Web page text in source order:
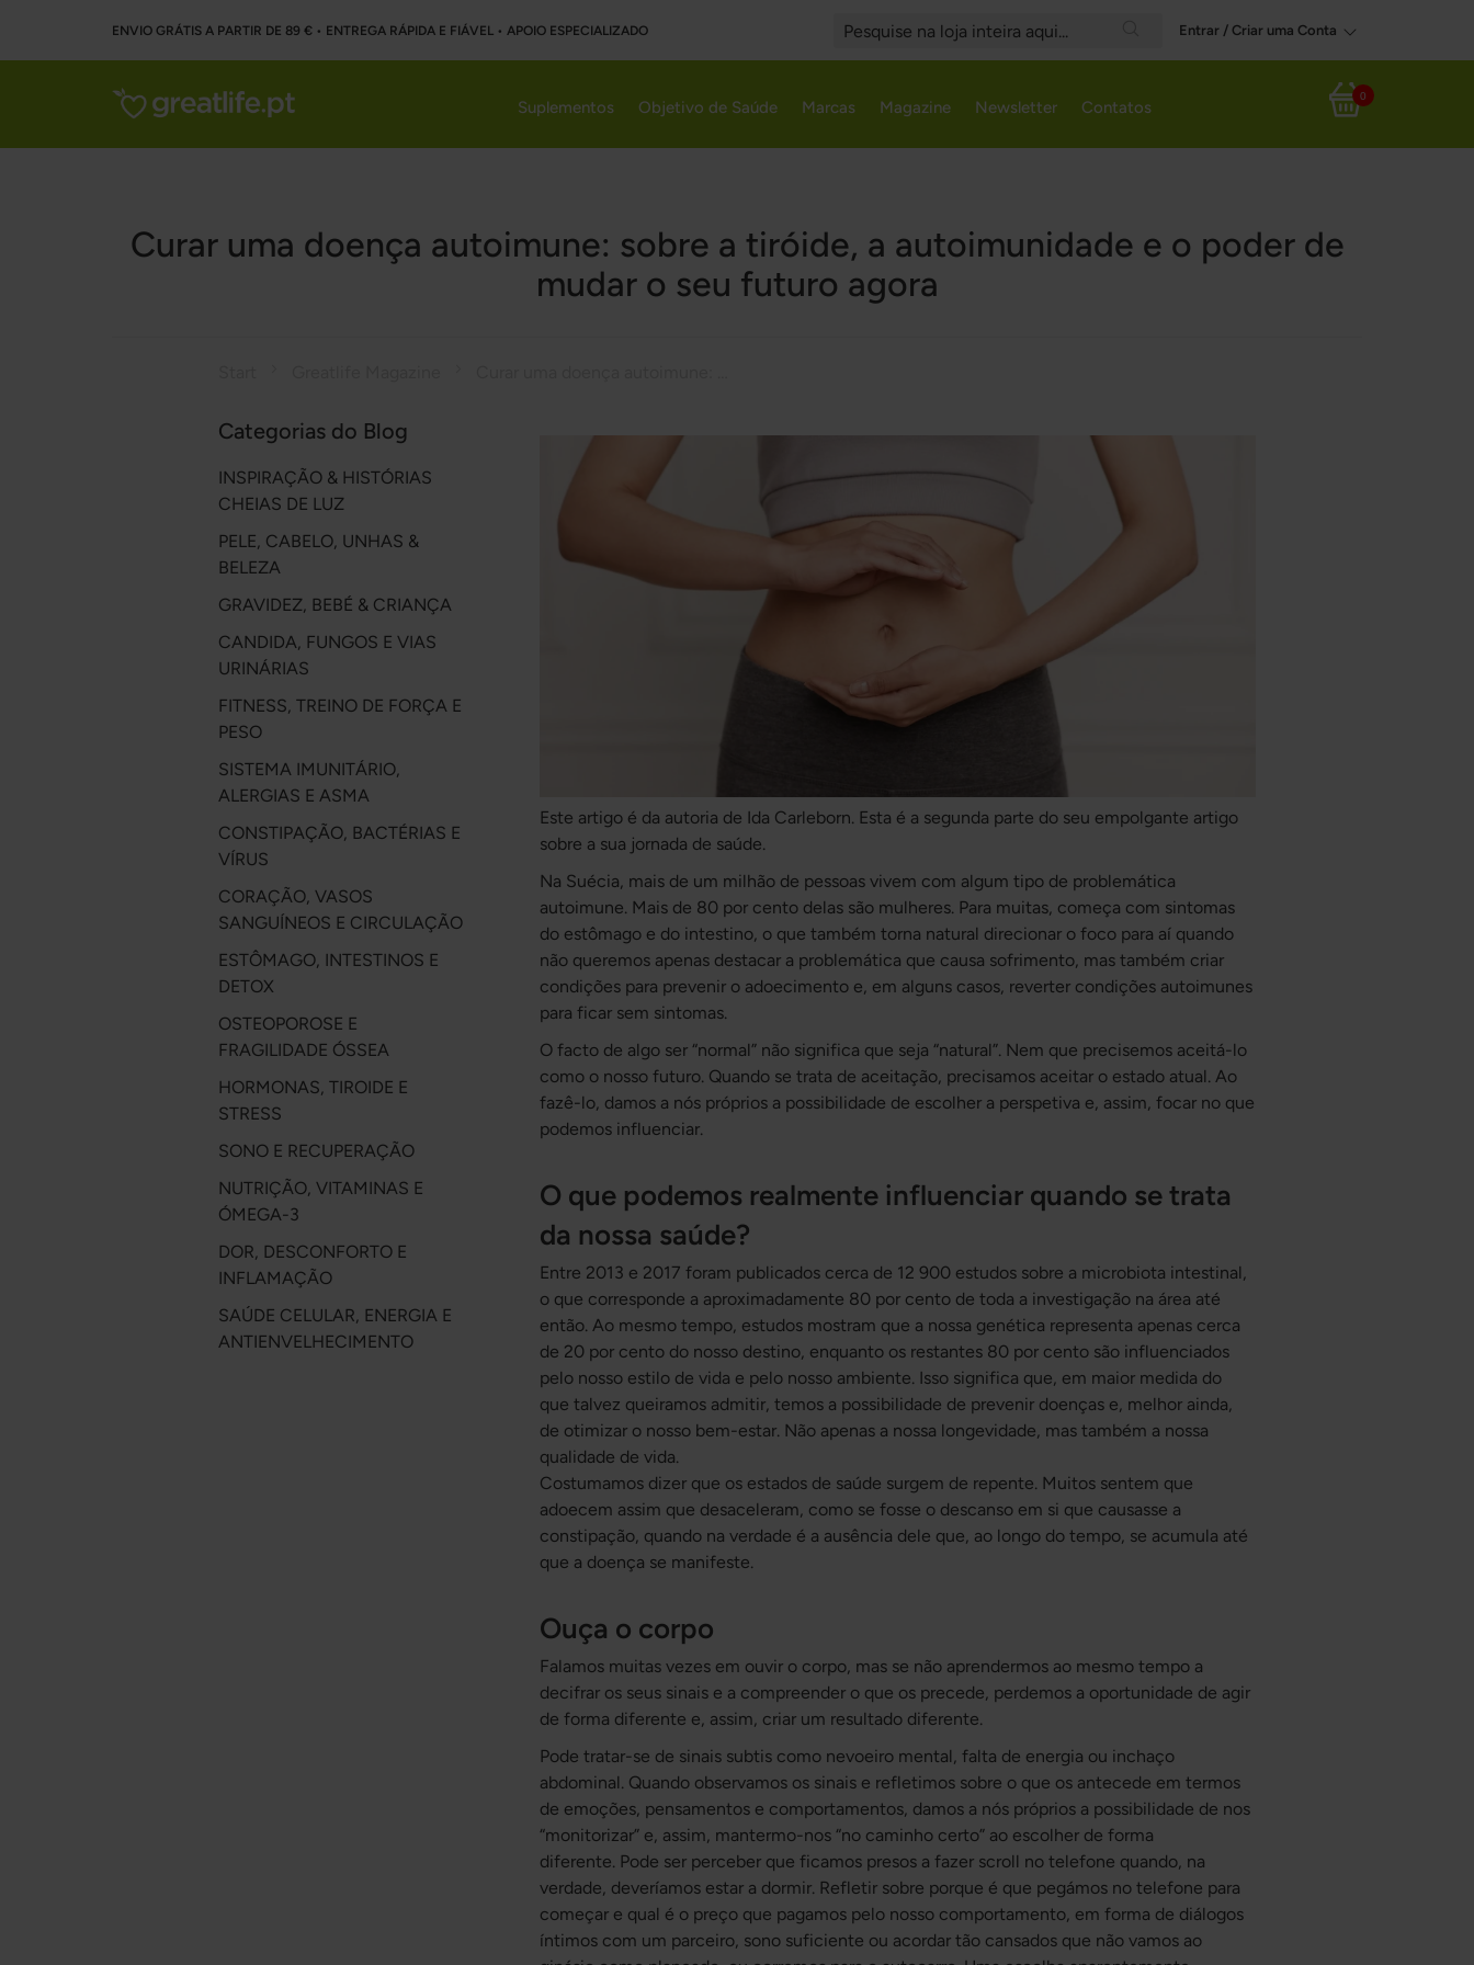
ENVIO GRÁTIS A PARTIR DE 89 € • ENTREGA RÁPIDA E FIÁVEL • APOIO ESPECIALIZADO
Search
Entrar / Criar uma Conta
Meu Carrinho
0
Suplementos Objetivo de Saúde Marcas Magazine Newsletter Contatos
Curar uma doença autoimune: sobre a tiróide, a autoimunidade e o poder de
mudar o seu futuro agora
Este artigo é da autoria de Ida Carleborn. Esta é a segunda parte do seu empolgante artigo
sobre a sua jornada de saúde.
Na Suécia, mais de um milhão de pessoas vivem com algum tipo de problemática
autoimune. Mais de 80 por cento delas são mulheres. Para muitas, começa com sintomas
do estômago e do intestino, o que também torna natural direcionar o foco para aí quando
não queremos apenas destacar a problemática que causa sofrimento, mas também criar
condições para prevenir o adoecimento e, em alguns casos, reverter condições autoimunes
para ficar sem sintomas.
O facto de algo ser “normal” não significa que seja “natural”. Nem que precisemos aceitá-lo
como o nosso futuro. Quando se trata de aceitação, precisamos aceitar o estado atual. Ao
fazê-lo, damos a nós próprios a possibilidade de escolher a perspetiva e, assim, focar no que
podemos influenciar.
O que podemos realmente influenciar quando se trata
da nossa saúde?
Entre 2013 e 2017 foram publicados cerca de 12 900 estudos sobre a microbiota intestinal,
o que corresponde a aproximadamente 80 por cento de toda a investigação na área até
então. Ao mesmo tempo, estudos mostram que a nossa genética representa apenas cerca
de 20 por cento do nosso destino, enquanto os restantes 80 por cento são influenciados
pelo nosso estilo de vida e pelo nosso ambiente. Isso significa que, em maior medida do
que talvez queiramos admitir, temos a possibilidade de prevenir doenças e, melhor ainda,
de otimizar o nosso bem-estar. Não apenas a nossa longevidade, mas também a nossa
qualidade de vida.
Costumamos dizer que os estados de saúde surgem de repente. Muitos sentem que
adoecem assim que desaceleram, como se fosse o descanso em si que causasse a
constipação, quando na verdade é a ausência dele que, ao longo do tempo, se acumula até
que a doença se manifeste.
Ouça o corpo
Falamos muitas vezes em ouvir o corpo, mas se não aprendermos ao mesmo tempo a
decifrar os seus sinais e a compreender o que os precede, perdemos a oportunidade de agir
de forma diferente e, assim, criar um resultado diferente.
Pode tratar-se de sinais subtis como nevoeiro mental, falta de energia ou inchaço
abdominal. Quando observamos os sinais e refletimos sobre o que os antecede em termos
de emoções, pensamentos e comportamentos, damos a nós próprios a possibilidade de nos
“monitorizar” e, assim, mantermo-nos “no caminho certo” ao escolher de forma
diferente. Pode ser perceber que ficamos presos a fazer scroll no telefone quando, na
verdade, deveríamos estar a dormir. Refletir sobre porque é que pegámos no telefone para
começar e qual é o preço que pagamos pelo nosso comportamento, em forma de diálogos
íntimos com um parceiro, sono suficiente ou acordar tão cansados que não vamos ao
Categorias do Blog
INSPIRAÇÃO & HISTÓRIAS
CHEIAS DE LUZ
PELE, CABELO, UNHAS &
BELEZA
GRAVIDEZ, BEBÉ & CRIANÇA
CANDIDA, FUNGOS E VIAS
URINÁRIAS
FITNESS, TREINO DE FORÇA E
PESO
SISTEMA IMUNITÁRIO,
ALERGIAS E ASMA
CONSTIPAÇÃO, BACTÉRIAS E
VÍRUS
CORAÇÃO, VASOS
SANGUÍNEOS E CIRCULAÇÃO
ESTÔMAGO, INTESTINOS E
DETOX
OSTEOPOROSE E
FRAGILIDADE ÓSSEA
HORMONAS, TIROIDE E
STRESS
SONO E RECUPERAÇÃO
NUTRIÇÃO, VITAMINAS E
ÓMEGA-3
DOR, DESCONFORTO E
INFLAMAÇÃO
SAÚDE CELULAR, ENERGIA E
ANTIENVELHECIMENTO